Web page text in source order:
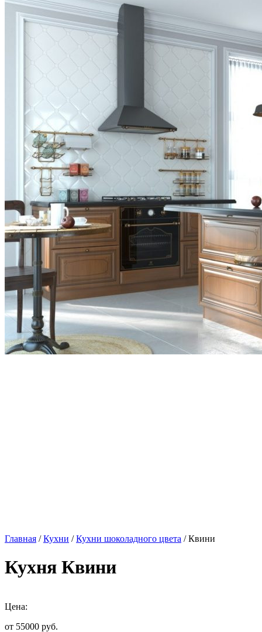
Главная /Кухни /Кухни шоколадного цвета / Квини
Кухня Квини
Цена:
от 55000 руб.